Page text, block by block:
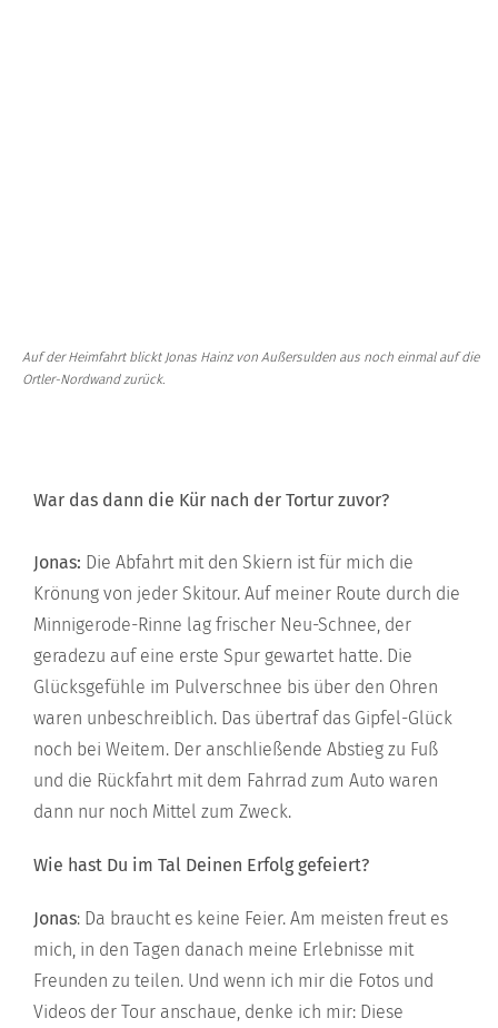
Auf der Heimfahrt blickt Jonas Hainz von Außersulden aus noch einmal auf die
Ortler-Nordwand zurück.
War das dann die Kür nach der Tortur zuvor?
Jonas: Die Abfahrt mit den Skiern ist für mich die
Krönung von jeder Skitour. Auf meiner Route durch die
Minnigerode-Rinne lag frischer Neu-Schnee, der
geradezu auf eine erste Spur gewartet hatte. Die
Glücksgefühle im Pulverschnee bis über den Ohren
waren unbeschreiblich. Das übertraf das Gipfel-Glück
noch bei Weitem. Der anschließende Abstieg zu Fuß
und die Rückfahrt mit dem Fahrrad zum Auto waren
dann nur noch Mittel zum Zweck.
Wie hast Du im Tal Deinen Erfolg gefeiert?
Jonas: Da braucht es keine Feier. Am meisten freut es
mich, in den Tagen danach meine Erlebnisse mit
Freunden zu teilen. Und wenn ich mir die Fotos und
Videos der Tour anschaue, denke ich mir: Diese